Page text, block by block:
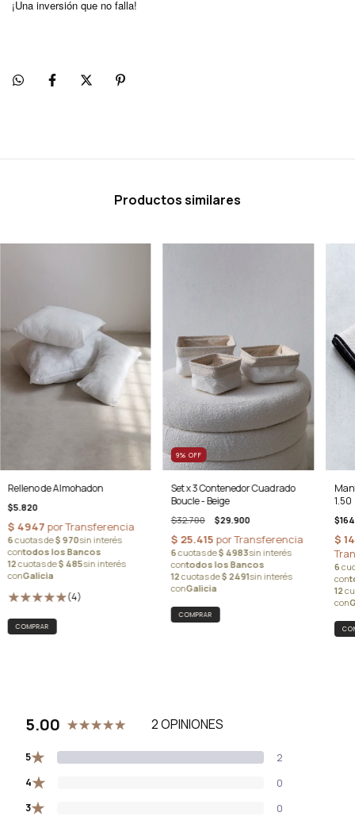
¡Una inversión que no falla!
Productos similares
Relleno de Almohadon
$5.820
(4)
COMPRAR
9% OFF
Set x 3 Contenedor Cuadrado
Boucle - Beige
$32.700 $29.900
1.50
5.00 2 OPINIONES
5★ 2
4★ 0
3★ 0